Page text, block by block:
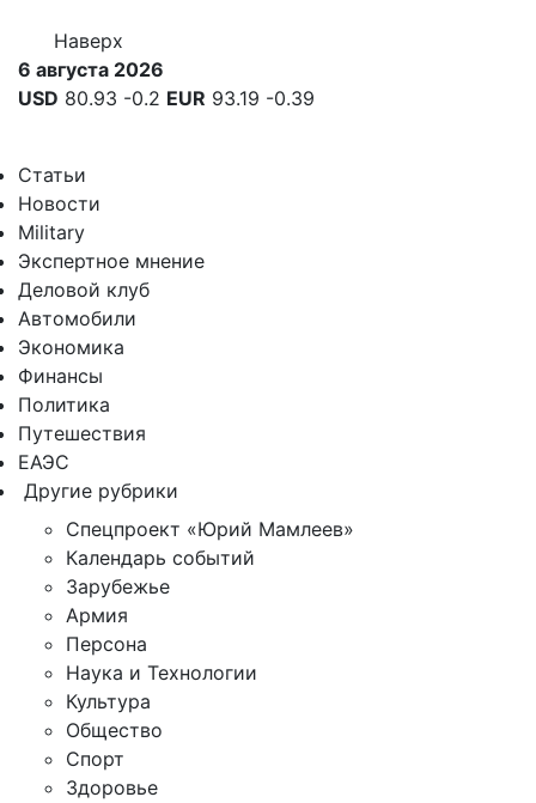
Наверх
6 августа 2026
USD 80.93 -0.2 EUR 93.19 -0.39
Статьи
Новости
Military
Экспертное мнение
Деловой клуб
Автомобили
Экономика
Финансы
Политика
Путешествия
ЕАЭС
Другие рубрики
Спецпроект «Юрий Мамлеев»
Календарь событий
Зарубежье
Армия
Персона
Наука и Технологии
Культура
Общество
Спорт
Здоровье